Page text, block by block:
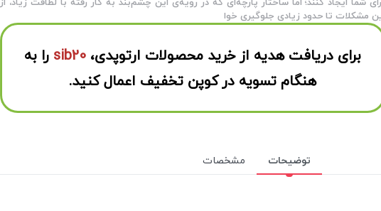
مشکلات تا حدود زیادی جلوگیری خوا
برای دریافت هدیه از خرید محصولات ارتوپدی، sib20 را به
هنگام تسویه در کوپن تخفیف اعمال کنید.
توضیحات مشخصات